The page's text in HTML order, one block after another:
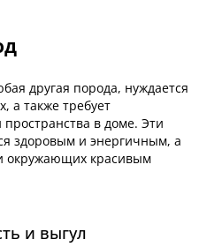
другая порода, нуждается
а также требует
в доме. Эти
здоровым и энергичным, а
окружающих красивым
и выгул